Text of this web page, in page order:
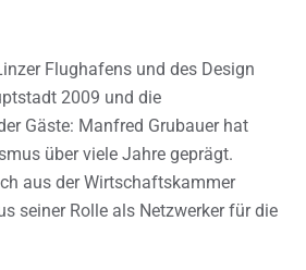
Flughafens und des Design
2009 und die
Gäste: Manfred Grubauer hat
über viele Jahre geprägt.
aus der Wirtschaftskammer
seiner Rolle als Netzwerker für die